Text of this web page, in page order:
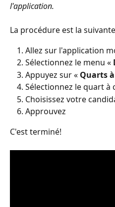
l'application.
La procédure est la
Allez sur l'application
Sélectionnez le menu «
Appuyez sur « Quarts
Sélectionnez le quart à
Choisissez votre
Approuvez
C'est terminé!